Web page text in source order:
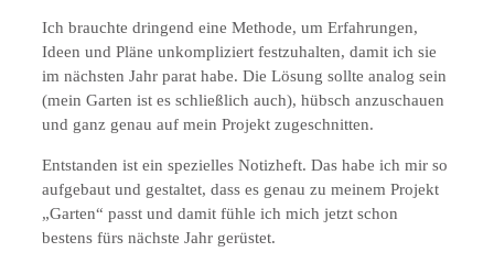
Ich brauchte dringend eine Methode, um Erfahrungen,
Ideen und Pläne unkompliziert festzuhalten, damit ich sie
im nächsten Jahr parat habe. Die Lösung sollte analog sein
(mein Garten ist es schließlich auch), hübsch anzuschauen
und ganz genau auf mein Projekt zugeschnitten.
Entstanden ist ein spezielles Notizheft. Das habe ich mir so
aufgebaut und gestaltet, dass es genau zu meinem Projekt
„Garten“ passt und damit fühle ich mich jetzt schon
bestens fürs nächste Jahr gerüstet.